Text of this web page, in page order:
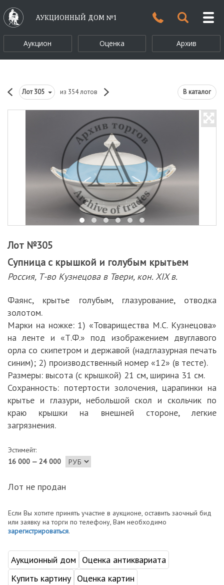
АУКЦИОННЫЙ ДОМ №1
Аукцион Оценка Архив
Лот305 из 354 лотов В каталог
Лот №305
Супница с крышкой и голубым крытьем
Россия, Т-во Кузнецова в Твери, кон. XIX в.
Фаянс, крытье голубым, глазурование, отводка
золотом.
Марки на ножке: 1) «Товарищества М.С. Кузнецова»
на ленте и «Т.Ф.» под изображением двуглавого
орла со скипетром и державой (надглазурная печать
синим); 2) производственный номер «12» (в тесте).
Размеры: высота (с крышкой) 21 см, ширина 31 см.
Сохранность: потертости золочения, царапинки на
крытье и глазури, небольшой скол и скольчик по
краю крышки на внешней стороне, легкие
загрязнения.
Эстимейт:
16 000 — 24 000
Лот не продан
Если Вы хотите принять участие в аукционе, оставить заочный бид
или заявку на торги по телефону, Вам необходимо
зарегистрироваться.
Аукционный дом
Оценка антиквариата
Купить картину Оценка картин